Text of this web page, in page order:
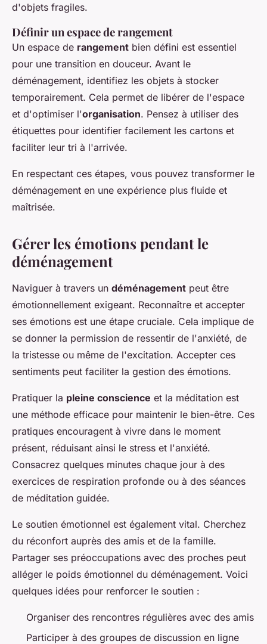
d'objets fragiles.
Définir un espace de rangement
Un espace de rangement bien défini est essentiel
pour une transition en douceur. Avant le
déménagement, identifiez les objets à stocker
temporairement. Cela permet de libérer de l'espace
et d'optimiser l'organisation. Pensez à utiliser des
étiquettes pour identifier facilement les cartons et
faciliter leur tri à l'arrivée.
En respectant ces étapes, vous pouvez transformer le
déménagement en une expérience plus fluide et
maîtrisée.
Gérer les émotions pendant le
déménagement
Naviguer à travers un déménagement peut être
émotionnellement exigeant. Reconnaître et accepter
ses émotions est une étape cruciale. Cela implique de
se donner la permission de ressentir de l'anxiété, de
la tristesse ou même de l'excitation. Accepter ces
sentiments peut faciliter la gestion des émotions.
Pratiquer la pleine conscience et la méditation est
une méthode efficace pour maintenir le bien-être. Ces
pratiques encouragent à vivre dans le moment
présent, réduisant ainsi le stress et l'anxiété.
Consacrez quelques minutes chaque jour à des
exercices de respiration profonde ou à des séances
de méditation guidée.
Le soutien émotionnel est également vital. Cherchez
du réconfort auprès des amis et de la famille.
Partager ses préoccupations avec des proches peut
alléger le poids émotionnel du déménagement. Voici
quelques idées pour renforcer le soutien :
Organiser des rencontres régulières avec des amis
Participer à des groupes de discussion en ligne